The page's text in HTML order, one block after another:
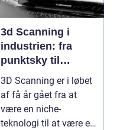
3d Scanning i
industrien: fra
punktsky til
præcist
projektgrundlag
3D Scanning er i løbet
af få år gået fra at
være en niche-
teknologi til at være et